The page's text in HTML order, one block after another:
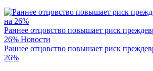
Раннее отцовство повышает риск
26% Новости
Раннее отцовство повышает риск
26%